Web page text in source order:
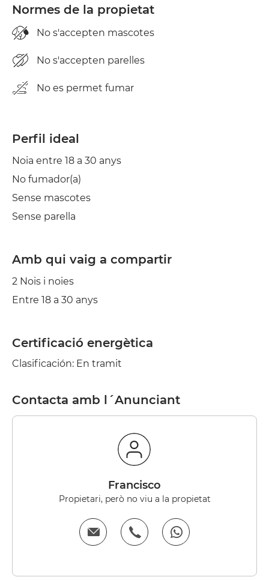
Normes de la propietat
No s'accepten mascotes
No s'accepten parelles
No es permet fumar
Perfil ideal
Noia entre 18 a 30 anys
No fumador(a)
Sense mascotes
Sense parella
Amb qui vaig a compartir
2 Nois i noies
Entre 18 a 30 anys
Certificació energètica
Clasificación: En tramit
Contacta amb l´Anunciant
Francisco
Propietari, però no viu a la propietat